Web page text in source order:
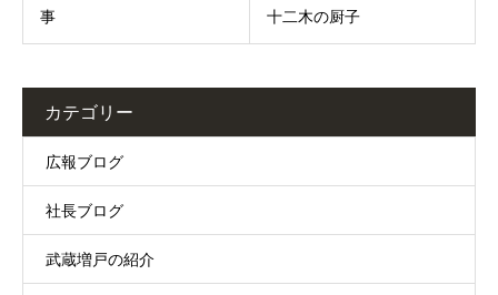
事
十二木の厨子
カテゴリー
広報ブログ
社長ブログ
武蔵増戸の紹介